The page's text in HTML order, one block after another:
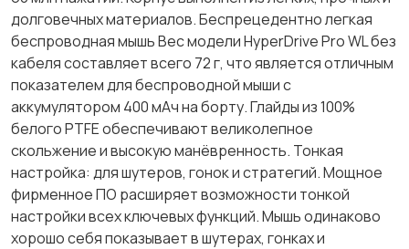
долговечных материалов. Беспрецедентно легкая
беспроводная мышь Вес модели HyperDrive Pro WL без
кабеля составляет всего 72 г, что является отличным
показателем для беспроводной мыши с
аккумулятором 400 мАч на борту. Глайды из 100%
белого PTFE обеспечивают великолепное
скольжение и высокую манёвренность. Тонкая
настройка: для шутеров, гонок и стратегий. Мощное
фирменное ПО расширяет возможности тонкой
настройки всех ключевых функций. Мышь одинаково
хорошо себя показывает в шутерах, гонках и